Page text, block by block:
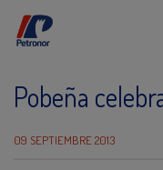
Pobeña
09 SEPTIEMBRE 2013